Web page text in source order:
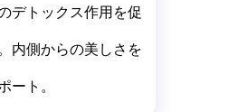
デトックス作用を促
内側からの美しさを
ート。